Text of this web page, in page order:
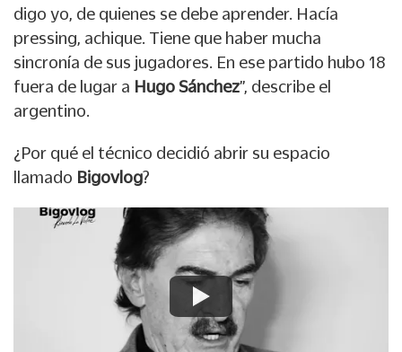
digo yo, de quienes se debe aprender. Hacía
pressing, achique. Tiene que haber mucha
sincronía de sus jugadores. En ese partido hubo 18
fuera de lugar a Hugo Sánchez”, describe el
argentino.
¿Por qué el técnico decidió abrir su espacio
llamado Bigovlog?